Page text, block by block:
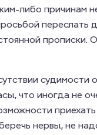
либо причинам
прописки.
судимости
что иногда не
нервы, не